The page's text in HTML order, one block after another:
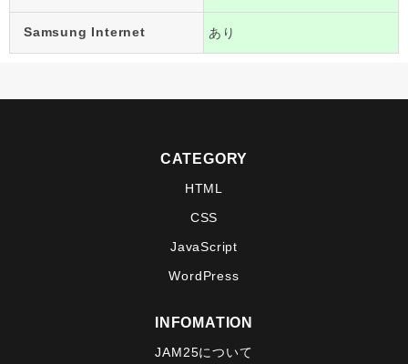
Samsung Internet あり
CATEGORY
HTML
CSS
JavaScript
WordPress
INFOMATION
JAM25について